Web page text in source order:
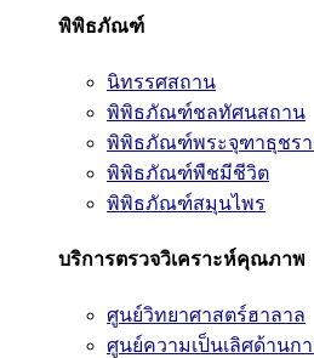
พิพิธภัณฑ์
นิทรรศสถาน
พิพิธภัณฑ์ชลทัศนสถาน
พิพิธภัณฑ์พระจุฑาธุชร
พิพิธภัณฑ์พืชมีชีวิต
พิพิธภัณฑ์สมุนไพร
บริการตรวจวิเคราะห์คุณภาพ
ศูนย์วิทยาศาสตร์ฮาลาล
ศูนย์ความเป็นเลิศด้านก